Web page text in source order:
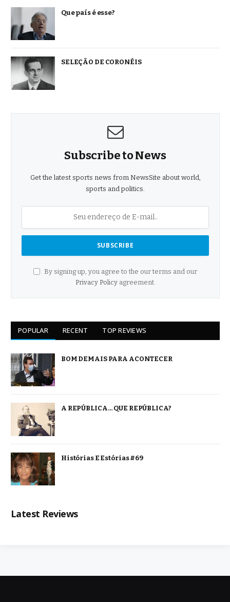
Que país é esse?
SELEÇÃO DE CORONÉIS
Subscribe to News
Get the latest sports news from NewsSite about world,
sports and politics.
By signing up, you agree to the our terms and our
Privacy Policyagreement.
POPULAR RECENT TOP REVIEWS
BOM DEMAIS PARA ACONTECER
A REPÚBLICA… QUE REPÚBLICA?
Histórias E Estórias #69
Latest Reviews